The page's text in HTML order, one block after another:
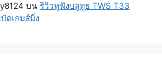
บนรีวิวหูฟังบลูทูธ TWS T33
บัดเกมส์มิ่ง